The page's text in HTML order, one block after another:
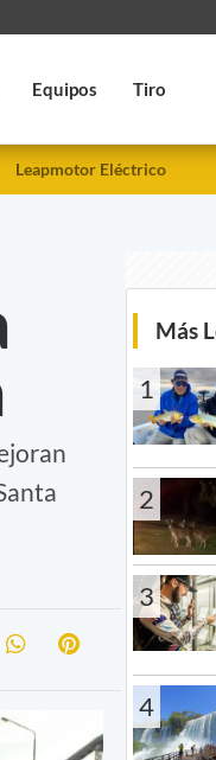
Equipos Tiro
Leapmotor Eléctrico
Más
1
2
3
4